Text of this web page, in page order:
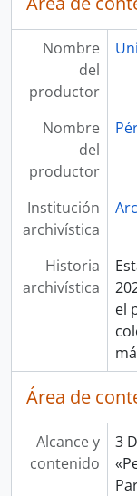
Nombre
del
productor
Nombre
del
productor
Institución
archivística
Historia
archivística
el
Área de
Alcance y
contenido
3